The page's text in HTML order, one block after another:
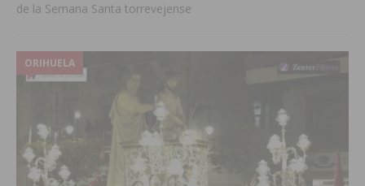
de la Semana Santa torrevejense
ORIHUELA